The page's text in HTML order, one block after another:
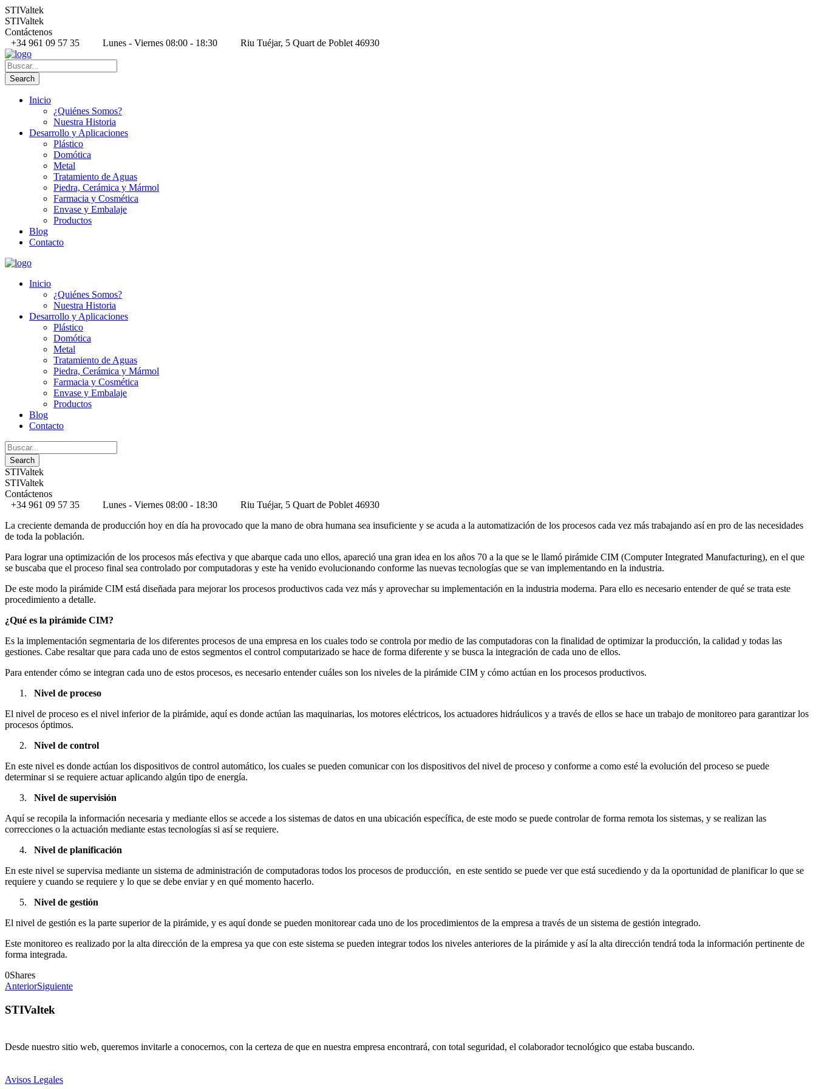
STIValtek
STIValtek
Contáctenos
+34 961 09 57 35
Lunes - Viernes 08:00 - 18:30 Riu Tuéjar, 5 Quart de Poblet 46930
Inicio
¿Quiénes Somos?
Nuestra Historia
Desarrollo y Aplicaciones
Plástico
Domótica
Metal
Tratamiento de Aguas
Piedra, Cerámica y Mármol
Farmacia y Cosmética
Envase y Embalaje
Productos
Blog
Contacto
Inicio
¿Quiénes Somos?
Nuestra Historia
Desarrollo y Aplicaciones
Plástico
Domótica
Metal
Tratamiento de Aguas
Piedra, Cerámica y Mármol
Farmacia y Cosmética
Envase y Embalaje
Productos
Blog
Contacto
STIValtek
STIValtek
Contáctenos
+34 961 09 57 35
Lunes - Viernes 08:00 - 18:30
Riu Tuéjar, 5 Quart de Poblet 46930
La creciente demanda de producción hoy en día ha provocado que la mano de obra humana sea insuficiente y se acuda a la automatización de los procesos cada vez más trabajando así en pro de las necesidades
de toda la población.
Para lograr una optimización de los procesos más efectiva y que abarque cada uno ellos, apareció una gran idea en los años 70 a la que se le llamó pirámide CIM (Computer Integrated Manufacturing), en el que
se buscaba que el proceso final sea controlado por computadoras y este ha venido evolucionando conforme las nuevas tecnologías que se van implementando en la industria.
De este modo la pirámide CIM está diseñada para mejorar los procesos productivos cada vez más y aprovechar su implementación en la industria moderna. Para ello es necesario entender de qué se trata este
procedimiento a detalle.
¿Qué es la pirámide CIM?
Es la implementación segmentaria de los diferentes procesos de una empresa en los cuales todo se controla por medio de las computadoras con la finalidad de optimizar la producción, la calidad y todas las
gestiones. Cabe resaltar que para cada uno de estos segmentos el control computarizado se hace de forma diferente y se busca la integración de cada uno de ellos.
Para entender cómo se integran cada uno de estos procesos, es necesario entender cuáles son los niveles de la pirámide CIM y cómo actúan en los procesos productivos.
Nivel de proceso
El nivel de proceso es el nivel inferior de la pirámide, aquí es donde actúan las maquinarias, los motores eléctricos, los actuadores hidráulicos y a través de ellos se hace un trabajo de monitoreo para garantizar los
procesos óptimos.
Nivel de control
En este nivel es donde actúan los dispositivos de control automático, los cuales se pueden comunicar con los dispositivos del nivel de proceso y conforme a como esté la evolución del proceso se puede
determinar si se requiere actuar aplicando algún tipo de energía.
Nivel de supervisión
Aquí se recopila la información necesaria y mediante ellos se accede a los sistemas de datos en una ubicación específica, de este modo se puede controlar de forma remota los sistemas, y se realizan las
correcciones o la actuación mediante estas tecnologías si así se requiere.
Nivel de planificación
En este nivel se supervisa mediante un sistema de administración de computadoras todos los procesos de producción, en este sentido se puede ver que está sucediendo y da la oportunidad de planificar lo que se
requiere y cuando se requiere y lo que se debe enviar y en qué momento hacerlo.
Nivel de gestión
El nivel de gestión es la parte superior de la pirámide, y es aquí donde se pueden monitorear cada uno de los procedimientos de la empresa a través de un sistema de gestión integrado.
Este monitoreo es realizado por la alta dirección de la empresa ya que con este sistema se pueden integrar todos los niveles anteriores de la pirámide y así la alta dirección tendrá toda la información pertinente de
forma integrada.
0Shares
AnteriorSiguiente
STIValtek
Desde nuestro sitio web, queremos invitarle a conocernos, con la certeza de que en nuestra empresa encontrará, con total seguridad, el colaborador tecnológico que estaba buscando.
Avisos Legales